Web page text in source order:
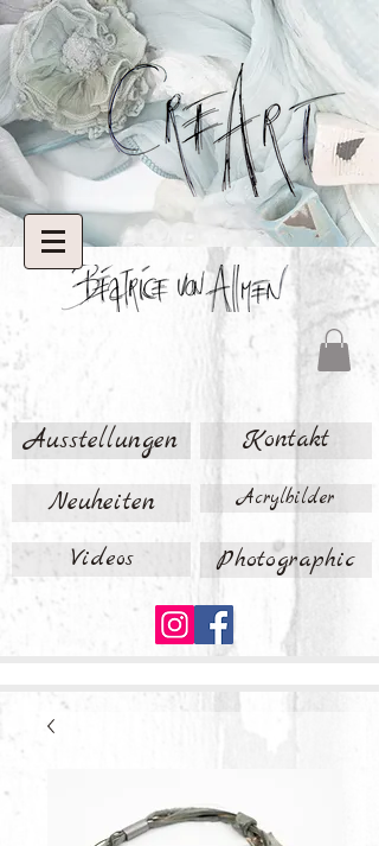
Ausstellungen Kontakt
Neuheiten Acrylbilder
Videos Photographic